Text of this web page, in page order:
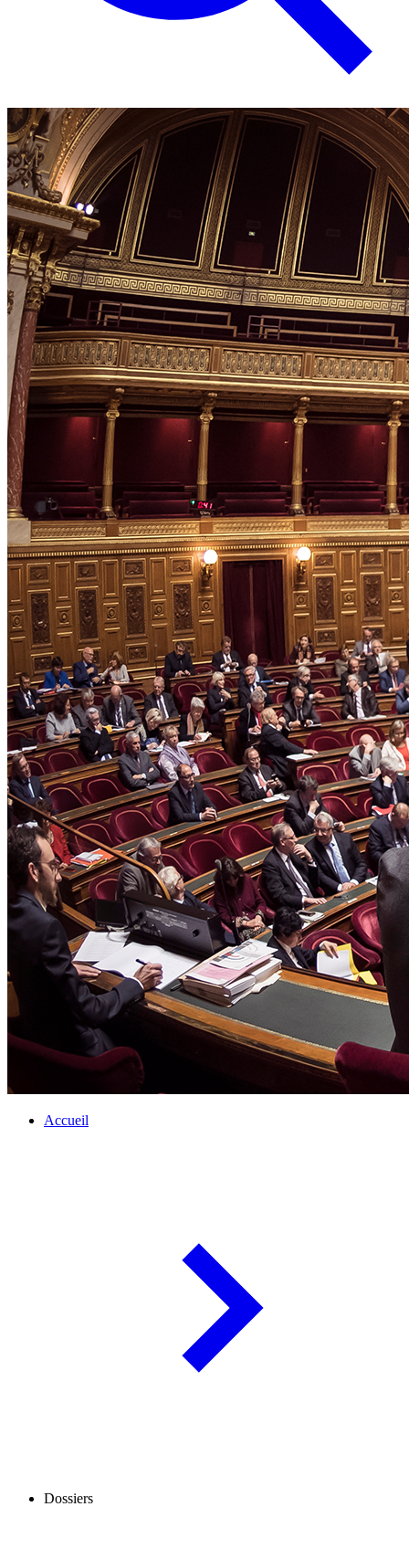
Accueil
Dossiers